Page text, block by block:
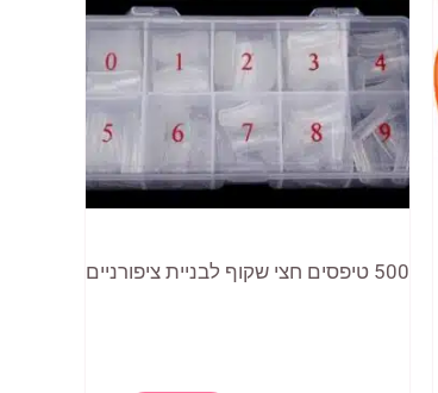
500 טיפסים חצי שקוף לבניית ציפורניים